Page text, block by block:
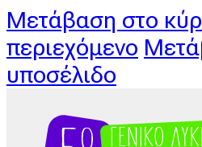
Μετάβαση στο
περιεχόμενο
υποσέλιδο